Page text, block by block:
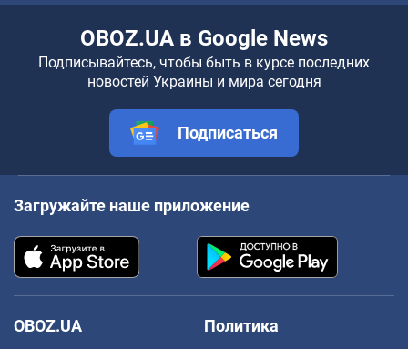
OBOZ.UA в Google News
Подписывайтесь, чтобы быть в курсе последних
новостей Украины и мира сегодня
Подписаться
Загружайте наше приложение
OBOZ.UA
Политика